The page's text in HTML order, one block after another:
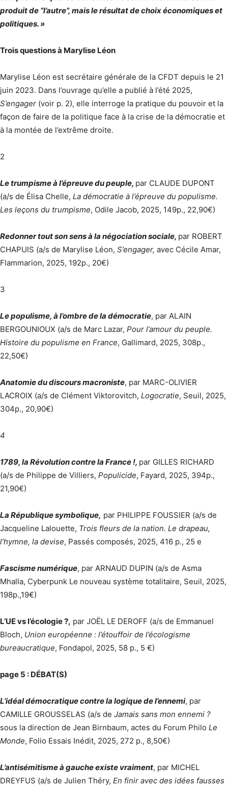
produit de “l’autre”, mais le résultat de choix économiques et
politiques. »
Trois questions à Marylise Léon
Marylise Léon est secrétaire générale de la CFDT depuis le 21
juin 2023. Dans l’ouvrage qu’elle a publié à l’été 2025,
S’engager (voir p. 2), elle interroge la pratique du pouvoir et la
façon de faire de la politique face à la crise de la démocratie et
à la montée de l’extrême droite.
2
Le trumpisme à l’épreuve du peuple, par CLAUDE DUPONT
(a/s de Élisa Chelle, La démocratie à l’épreuve du populisme.
Les leçons du trumpisme, Odile Jacob, 2025, 149p., 22,90€)
Redonner tout son sens à la négociation sociale, par ROBERT
CHAPUIS (a/s de Marylise Léon, S’engager, avec Cécile Amar,
Flammarion, 2025, 192p., 20€)
3
Le populisme, à l’ombre de la démocratie, par ALAIN
BERGOUNIOUX (a/s de Marc Lazar, Pour l’amour du peuple.
Histoire du populisme en France, Gallimard, 2025, 308p.,
22,50€)
Anatomie du discours macroniste, par MARC-OLIVIER
LACROIX (a/s de Clément Viktorovitch, Logocratie, Seuil, 2025,
304p., 20,90€)
4
1789, la Révolution contre la France !, par GILLES RICHARD
(a/s de Philippe de Villiers, Populicide, Fayard, 2025, 394p.,
21,90€)
La République symbolique, par PHILIPPE FOUSSIER (a/s de
Jacqueline Lalouette, Trois fleurs de la nation. Le drapeau,
l’hymne, la devise, Passés composés, 2025, 416 p., 25 e
Fascisme numérique, par ARNAUD DUPIN (a/s de Asma
Mhalla, Cyberpunk Le nouveau système totalitaire, Seuil, 2025,
198p.,19€)
L’UE vs l’écologie ?, par JOËL LE DEROFF (a/s de Emmanuel
Bloch, Union européenne : l’étouffoir de l’écologisme
bureaucratique, Fondapol, 2025, 58 p., 5 €)
page 5 : DÉBAT(S)
L’idéal démocratique contre la logique de l’ennemi, par
CAMILLE GROUSSELAS (a/s de Jamais sans mon ennemi ?
sous la direction de Jean Birnbaum, actes du Forum Philo Le
Monde, Folio Essais Inédit, 2025, 272 p., 8,50€)
L’antisémitisme à gauche existe vraiment, par MICHEL
DREYFUS (a/s de Julien Théry, En finir avec des idées fausses